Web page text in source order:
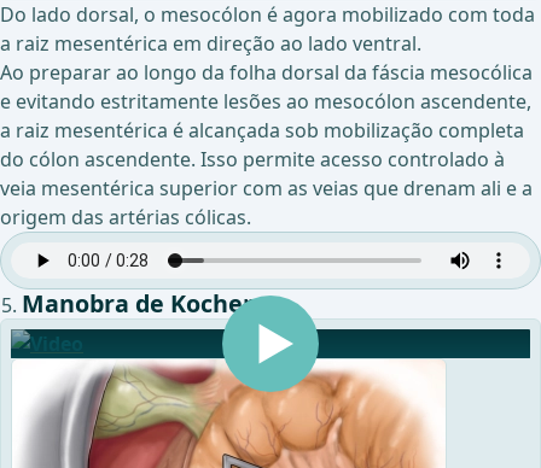
Do lado dorsal, o mesocólon é agora mobilizado com toda
a raiz mesentérica em direção ao lado ventral.
Ao preparar ao longo da folha dorsal da fáscia mesocólica
e evitando estritamente lesões ao mesocólon ascendente,
a raiz mesentérica é alcançada sob mobilização completa
do cólon ascendente. Isso permite acesso controlado à
veia mesentérica superior com as veias que drenam ali e a
origem das artérias cólicas.
Manobra de Kocher